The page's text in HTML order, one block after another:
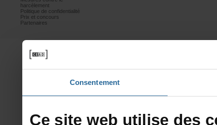
Consentement
harcèlement
Politiquedeconfidentialité
Prixetconcours
Partenaires